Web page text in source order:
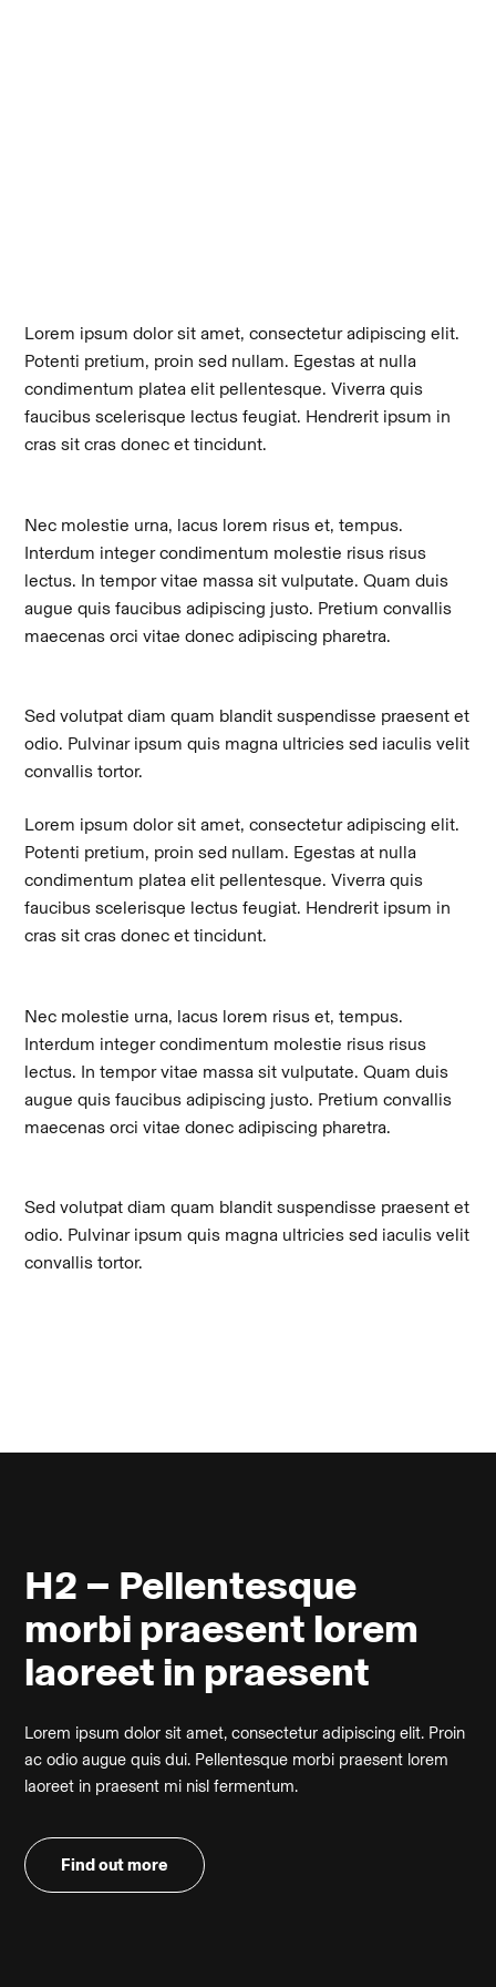
Lorem ipsum dolor sit amet, consectetur adipiscing elit.
Potenti pretium, proin sed nullam. Egestas at nulla
condimentum platea elit pellentesque. Viverra quis
faucibus scelerisque lectus feugiat. Hendrerit ipsum in
cras sit cras donec et tincidunt.
Nec molestie urna, lacus lorem risus et, tempus.
Interdum integer condimentum molestie risus risus
lectus. In tempor vitae massa sit vulputate. Quam duis
augue quis faucibus adipiscing justo. Pretium convallis
maecenas orci vitae donec adipiscing pharetra.
Sed volutpat diam quam blandit suspendisse praesent et
odio. Pulvinar ipsum quis magna ultricies sed iaculis velit
convallis tortor.
Lorem ipsum dolor sit amet, consectetur adipiscing elit.
Potenti pretium, proin sed nullam. Egestas at nulla
condimentum platea elit pellentesque. Viverra quis
faucibus scelerisque lectus feugiat. Hendrerit ipsum in
cras sit cras donec et tincidunt.
Nec molestie urna, lacus lorem risus et, tempus.
Interdum integer condimentum molestie risus risus
lectus. In tempor vitae massa sit vulputate. Quam duis
augue quis faucibus adipiscing justo. Pretium convallis
maecenas orci vitae donec adipiscing pharetra.
Sed volutpat diam quam blandit suspendisse praesent et
odio. Pulvinar ipsum quis magna ultricies sed iaculis velit
convallis tortor.
H2 – Pellentesque
morbi praesent lorem
laoreet in praesent
Lorem ipsum dolor sit amet, consectetur adipiscing elit. Proin
ac odio augue quis dui. Pellentesque morbi praesent lorem
laoreet in praesent mi nisl fermentum.
Find out more